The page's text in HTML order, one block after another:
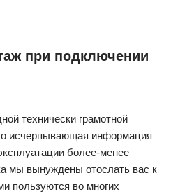
при подключении
технически грамотной
исчерпывающая информация
более-менее
мы вынуждены отослать вас к
пользуются во многих